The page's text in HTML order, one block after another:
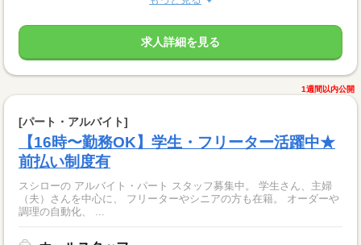
求人詳細を見る
1週間以内公開
[パート・アルバイト]
【16時〜勤務OK】学生・フリーター活躍中★
前払い制度有
スシローの アルバイト・パート スタッフ募集中。 学生さん、主婦
（夫）さんを中心に、 フリーターやシニアの方も在籍。 オーダーや
調理の自動化、 ...